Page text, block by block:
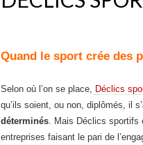
Quand le sport crée des
Selon où l’on se place, Déclics
qu’ils soient, ou non, diplômés, il
déterminés. Mais Déclics sportifs
entreprises faisant le pari de